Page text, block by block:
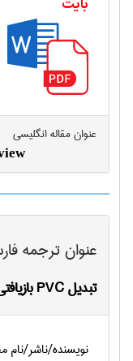
بایت
عنوان مقاله انگليسی
عنوان ترجمه
تبدیل PVC بازیافتی به سوخت مایع
نویسنده/ناشر/نام